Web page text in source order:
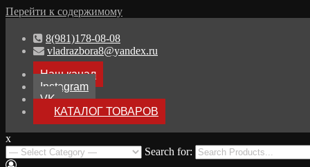
Перейти к содержимому
8(981)178-08-08
vladrazbora8@yandex.ru
Наш канал
Instagram
VK
КАТАЛОГ ТОВАРОВ
Разборка Audi A8 D3
x
Search for: